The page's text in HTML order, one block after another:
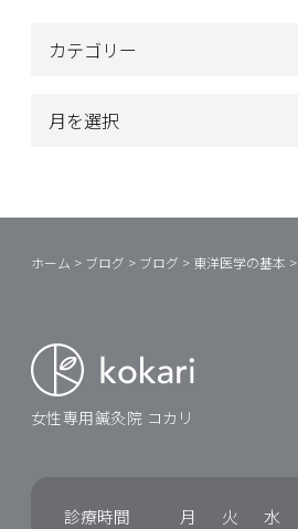
ホーム > ブログ > ブログ > 東洋医学の基本 >
女性専用鍼灸院 コカリ
診療時間 月 火 水